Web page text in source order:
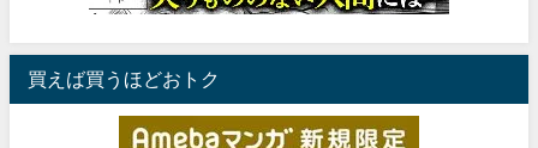
買えば買うほどおトク